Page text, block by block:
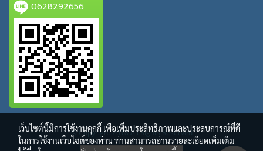
0628292656
© Copyright 2018 All Rights Reserved
เว็บไซต์นี้มีการใช้งานคุกกี้ เพื่อเพิ่มประสิทธิภาพและประสบการณ์ที่ดี
ในการใช้งานเว็บไซต์ของท่าน ท่านสามารถอ่านรายละเอียดเพิ่มเติม